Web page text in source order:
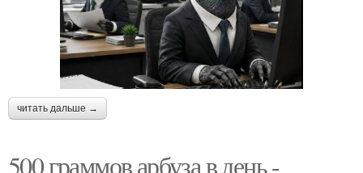
читать дальше →
500 граммов арбуза в день -